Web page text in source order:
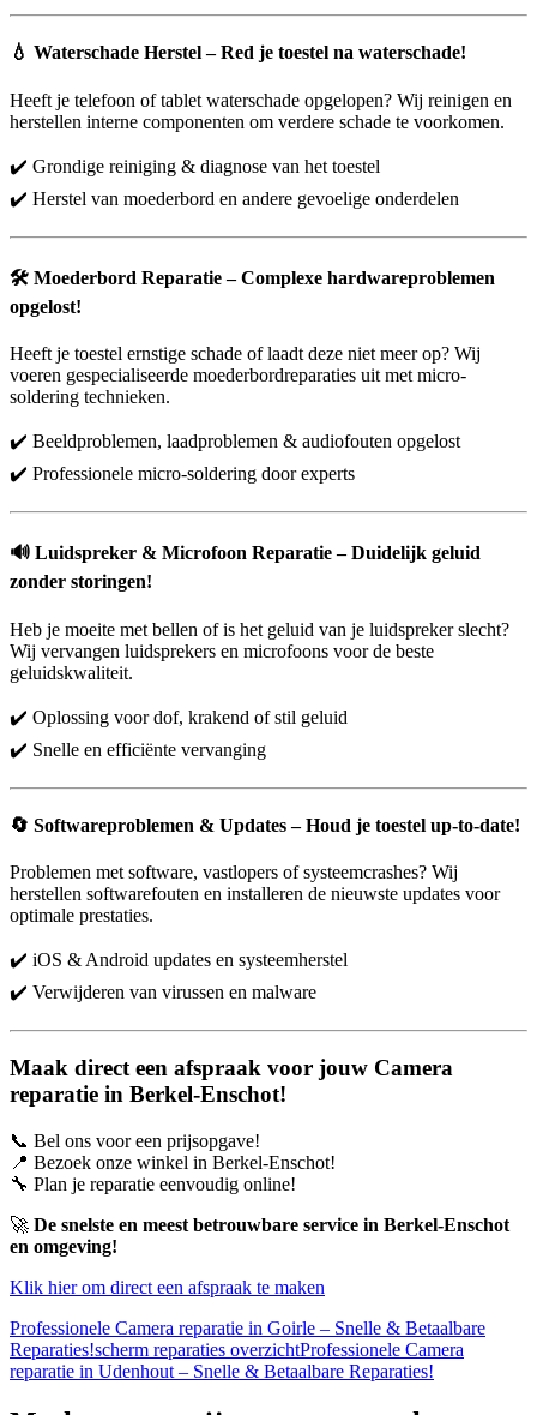
💧 Waterschade Herstel – Red je toestel na waterschade!
Heeft je telefoon of tablet waterschade opgelopen? Wij reinigen en
herstellen interne componenten om verdere schade te voorkomen.
✔️ Grondige reiniging & diagnose van het toestel
✔️ Herstel van moederbord en andere gevoelige onderdelen
🛠️ Moederbord Reparatie – Complexe hardwareproblemen
opgelost!
Heeft je toestel ernstige schade of laadt deze niet meer op? Wij
voeren gespecialiseerde moederbordreparaties uit met micro-
soldering technieken.
✔️ Beeldproblemen, laadproblemen & audiofouten opgelost
✔️ Professionele micro-soldering door experts
🔊 Luidspreker & Microfoon Reparatie – Duidelijk geluid
zonder storingen!
Heb je moeite met bellen of is het geluid van je luidspreker slecht?
Wij vervangen luidsprekers en microfoons voor de beste
geluidskwaliteit.
✔️ Oplossing voor dof, krakend of stil geluid
✔️ Snelle en efficiënte vervanging
🔄 Softwareproblemen & Updates – Houd je toestel up-to-date!
Problemen met software, vastlopers of systeemcrashes? Wij
herstellen softwarefouten en installeren de nieuwste updates voor
optimale prestaties.
✔️ iOS & Android updates en systeemherstel
✔️ Verwijderen van virussen en malware
Maak direct een afspraak voor jouw Camera
reparatie in Berkel-Enschot!
📞 Bel ons voor een prijsopgave!
📍 Bezoek onze winkel in Berkel-Enschot!
🔧 Plan je reparatie eenvoudig online!
🚀 De snelste en meest betrouwbare service in Berkel-Enschot
en omgeving!
Klik hier om direct een afspraak te maken
Professionele Camera reparatie in Goirle – Snelle & Betaalbare
Reparaties!scherm reparaties overzichtProfessionele Camera
reparatie in Udenhout – Snelle & Betaalbare Reparaties!